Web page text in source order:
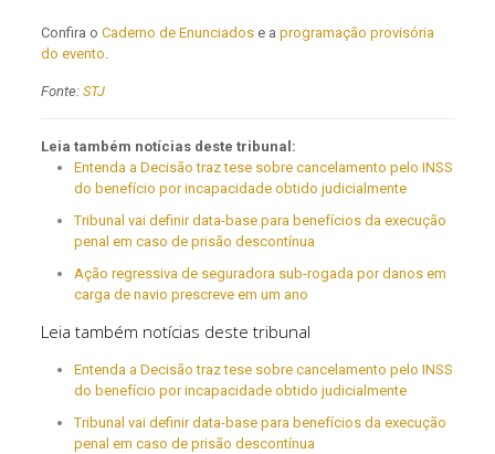
Confira o Caderno de Enunciadose a programação provisória
do evento.
Fonte: STJ
Leia também notícias deste tribunal:
Entenda a Decisão traz tese sobre cancelamento pelo INSS
do benefício por incapacidade obtido judicialmente
Tribunal vai definir data-base para benefícios da execução
penal em caso de prisão descontínua
Ação regressiva de seguradora sub-rogada por danos em
carga de navio prescreve em um ano
Leia também notícias deste tribunal
Entenda a Decisão traz tese sobre cancelamento pelo INSS
do benefício por incapacidade obtido judicialmente
Tribunal vai definir data-base para benefícios da execução
penal em caso de prisão descontínua